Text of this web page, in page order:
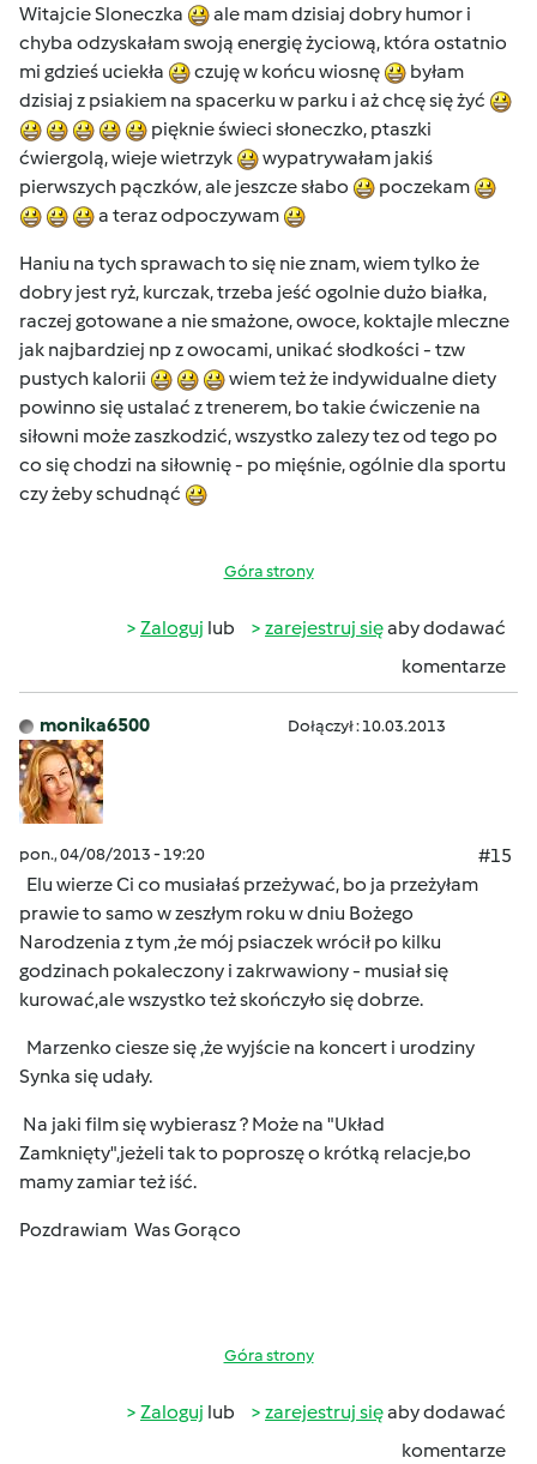
Witajcie Sloneczka
ale mam dzisiaj dobry humor i
chyba odzyskałam swoją energię życiową, która ostatnio
mi gdzieś uciekła
czuję w końcu wiosnę
byłam
dzisiaj z psiakiem na spacerku w parku i aż chcę się żyć
pięknie świeci słoneczko, ptaszki
ćwiergolą, wieje wietrzyk
wypatrywałam jakiś
pierwszych pączków, ale jeszcze słabo
poczekam
a teraz odpoczywam
Haniu na tych sprawach to się nie znam, wiem tylko że
dobry jest ryż, kurczak, trzeba jeść ogolnie dużo białka,
raczej gotowane a nie smażone, owoce, koktajle mleczne
jak najbardziej np z owocami, unikać słodkości - tzw
pustych kalorii
wiem też że indywidualne diety
powinno się ustalać z trenerem, bo takie ćwiczenie na
siłowni może zaszkodzić, wszystko zalezy tez od tego po
co się chodzi na siłownię - po mięśnie, ogólnie dla sportu
czy żeby schudnąć
Góra strony
Zaloguj lub zarejestruj sięaby dodawać
komentarze
monika6500 Dołączył : 10.03.2013
pon., 04/08/2013 - 19:20
#15
Elu wierze Ci co musiałaś przeżywać, bo ja przeżyłam
prawie to samo w zeszłym roku w dniu Bożego
Narodzenia z tym ,że mój psiaczek wrócił po kilku
godzinach pokaleczony i zakrwawiony - musiał się
kurować,ale wszystko też skończyło się dobrze.
Marzenko ciesze się ,że wyjście na koncert i urodziny
Synka się udały.
Na jaki film się wybierasz ? Może na "Układ
Zamknięty",jeżeli tak to poproszę o krótką relacje,bo
mamy zamiar też iść.
Pozdrawiam Was Gorąco
Góra strony
Zaloguj lub zarejestruj sięaby dodawać
komentarze